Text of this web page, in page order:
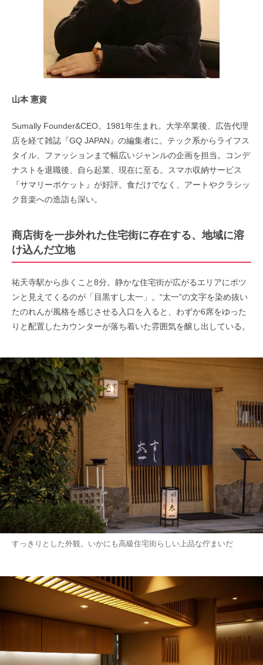
山本 憲資
Sumally Founder&CEO。1981年生まれ。大学卒業後、広告代理
店を経て雑誌『GQ JAPAN』の編集者に。テック系からライフス
タイル、ファッションまで幅広いジャンルの企画を担当。コンデ
ナストを退職後、自ら起業、現在に至る。スマホ収納サービス
『サマリーポケット』が好評。食だけでなく、アートやクラシッ
ク音楽への造詣も深い。
商店街を一歩外れた住宅街に存在する、地域に溶
け込んだ立地
祐天寺駅から歩くこと8分。静かな住宅街が広がるエリアにポツ
ンと見えてくるのが「目黒すし太一」。“太一”の文字を染め抜い
たのれんが風格を感じさせる入口を入ると、わずか6席をゆった
りと配置したカウンターが落ち着いた雰囲気を醸し出している。
すっきりとした外観。いかにも高級住宅街らしい上品な佇まいだ